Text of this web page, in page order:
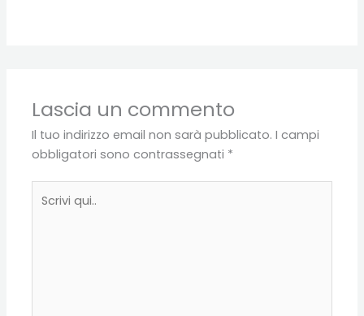
Lascia un commento
Il tuo indirizzo email non sarà pubblicato. I campi
obbligatori sono contrassegnati *
qui..